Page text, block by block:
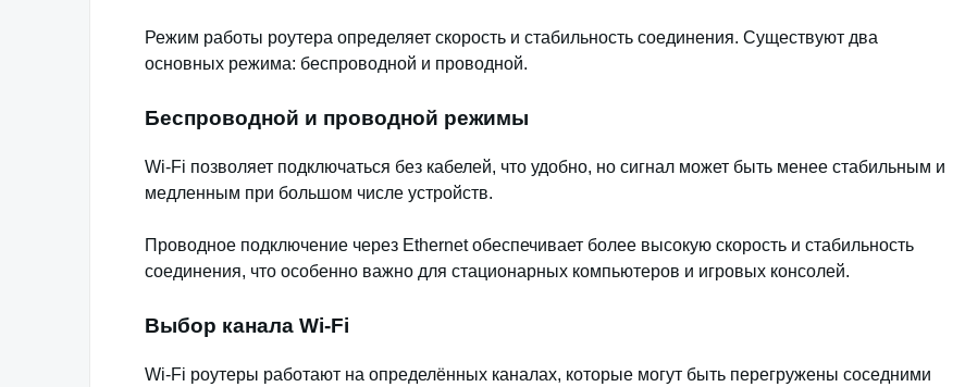
Режим работы роутера определяет скорость и стабильность соединения. Существуют два
основных режима: беспроводной и проводной.
Беспроводной и проводной режимы
Wi-Fi позволяет подключаться без кабелей, что удобно, но сигнал может быть менее стабильным и
медленным при большом числе устройств.
Проводное подключение через Ethernet обеспечивает более высокую скорость и стабильность
соединения, что особенно важно для стационарных компьютеров и игровых консолей.
Выбор канала Wi-Fi
Wi-Fi роутеры работают на определённых каналах, которые могут быть перегружены соседними